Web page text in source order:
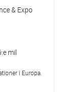
& Expo
mil
i Europa.